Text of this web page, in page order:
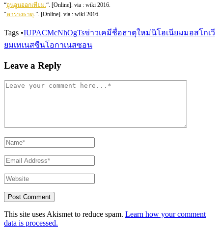
“อูนอูนออกเทียม.“. [Online]. via : wiki 2016.
“ตารางธาตุ.”. [Online]. via : wiki 2016.
Tags •IUPACMcNhOgTsข่าวเคมีชื่อธาตุใหม่นิโฮเนียมมอสโกเวี
ยมเทเนสซีนโอกาเนสซอน
Leave a Reply
This site uses Akismet to reduce spam. Learn how your comment
data is processed.